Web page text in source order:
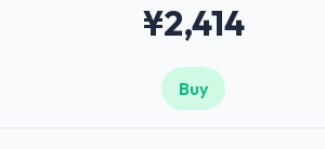
¥2,414
Buy